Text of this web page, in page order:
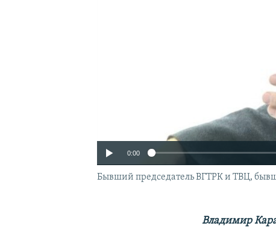
0:00
Бывший председатель ВГТРК и ТВЦ,
Владимир